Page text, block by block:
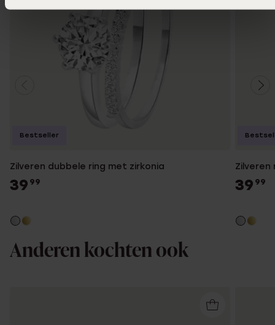
Zilveren dubbele ring met zirkonia
39 99
Bestseller
Zilveren
39 99
Anderen kochten ook